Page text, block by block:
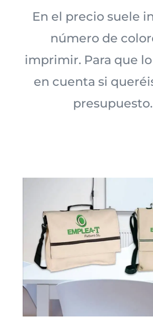
En el precio suele
número de
imprimir. Para que
en cuenta si
presupuesto.